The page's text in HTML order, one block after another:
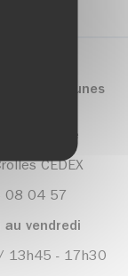
de communes
Henri Fabre
CEDEX
08 04 57
au vendredi
13h45 - 17h30